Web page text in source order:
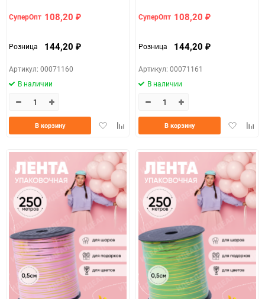
СуперОпт 108,20 ₽
Розница 144,20 ₽
Артикул: 00071160
В наличии
ДобавитьДобавить
В корзину
СуперОпт 108,20 ₽
Розница 144,20 ₽
Артикул: 00071161
В наличии
Добавить
В корзину